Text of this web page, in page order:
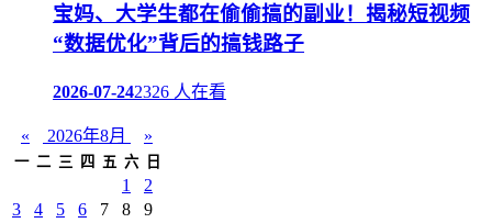
宝妈、大学生都在偷偷搞的副业！揭秘短视频
“数据优化”背后的搞钱路子
2026-07-242326 人在看
« 2026年8月 »
一 二 三 四 五 六 日
1
2
3
4 5 6 7 8
9